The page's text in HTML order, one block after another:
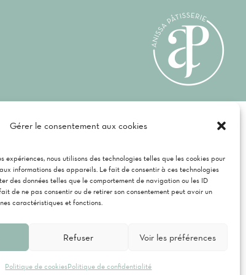
Gérer le consentement aux cookies
expériences, nous utilisons des technologies telles que les cookies pour
informations des appareils. Le fait de consentir à ces technologies
des données telles que le comportement de navigation ou les ID
de ne pas consentir ou de retirer son consentement peut avoir un
caractéristiques et fonctions.
Refuser Voir les préférences
Politique de cookiesPolitique de confidentialité